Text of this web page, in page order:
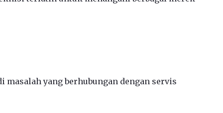
yang berhubungan dengan servis